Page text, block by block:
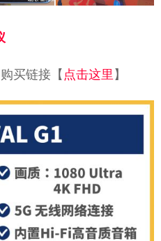
购买链接【点击这里】